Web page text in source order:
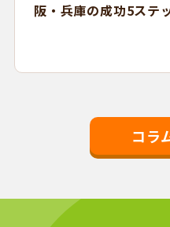
阪・兵庫の成功5ステ
コラ